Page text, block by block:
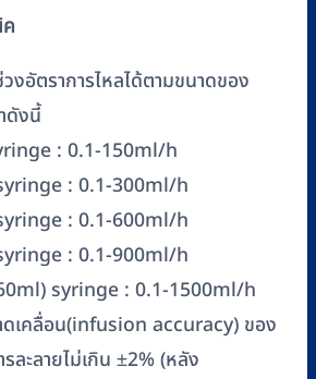
งอัตราการไหลได้ตามขนาดของ
ดังนี้
: 0.1-150ml/h
: 0.1-300ml/h
: 0.1-600ml/h
: 0.1-900ml/h
syringe : 0.1-1500ml/h
ดเคลื่อน(infusion accuracy) ของ
รละลายไม่เกิน ±2% (หลัง